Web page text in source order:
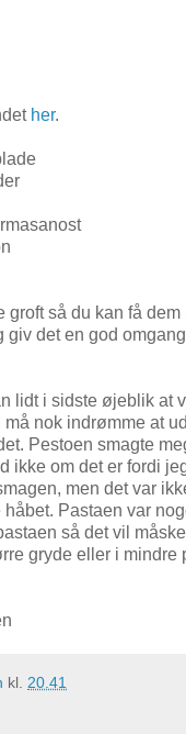
her.
groft så du kan få dem
giv det en god
lidt i sidste øjeblik at
nok indrømme at
Pestoen smagte
ikke om det er fordi
men det var
Pastaen var
så det vil
gryde eller i mindre
kl. 20.41